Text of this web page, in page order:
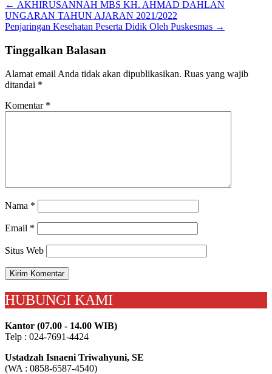
← AKHIRUSANNAH MBS KH. AHMAD DAHLAN
UNGARAN TAHUN AJARAN 2021/2022
Penjaringan Kesehatan Peserta Didik Oleh Puskesmas →
Tinggalkan Balasan
Alamat email Anda tidak akan dipublikasikan. Ruas yang wajib
ditandai *
Komentar *
Nama *
Email *
Situs Web
HUBUNGI KAMI
Kantor (07.00 - 14.00 WIB)
Telp : 024-7691-4424
Ustadzah Isnaeni Triwahyuni, SE
(WA : 0858-6587-4540)